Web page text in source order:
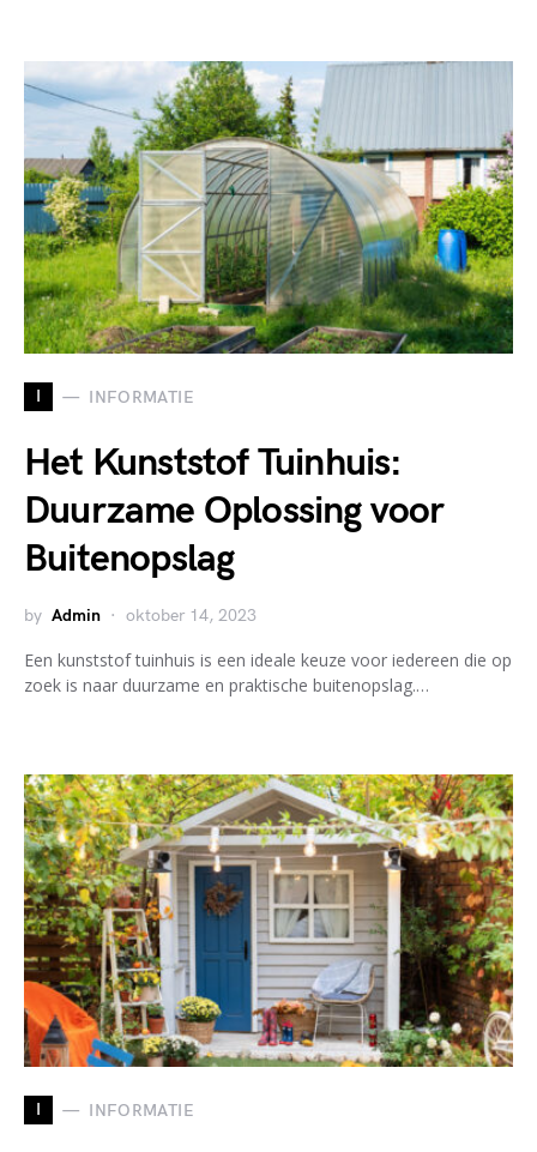
I INFORMATIE
Het Kunststof Tuinhuis:
Duurzame Oplossing voor
Buitenopslag
by Admin oktober 14, 2023
Een kunststof tuinhuis is een ideale keuze voor iedereen die op
zoek is naar duurzame en praktische buitenopslag.…
I INFORMATIE